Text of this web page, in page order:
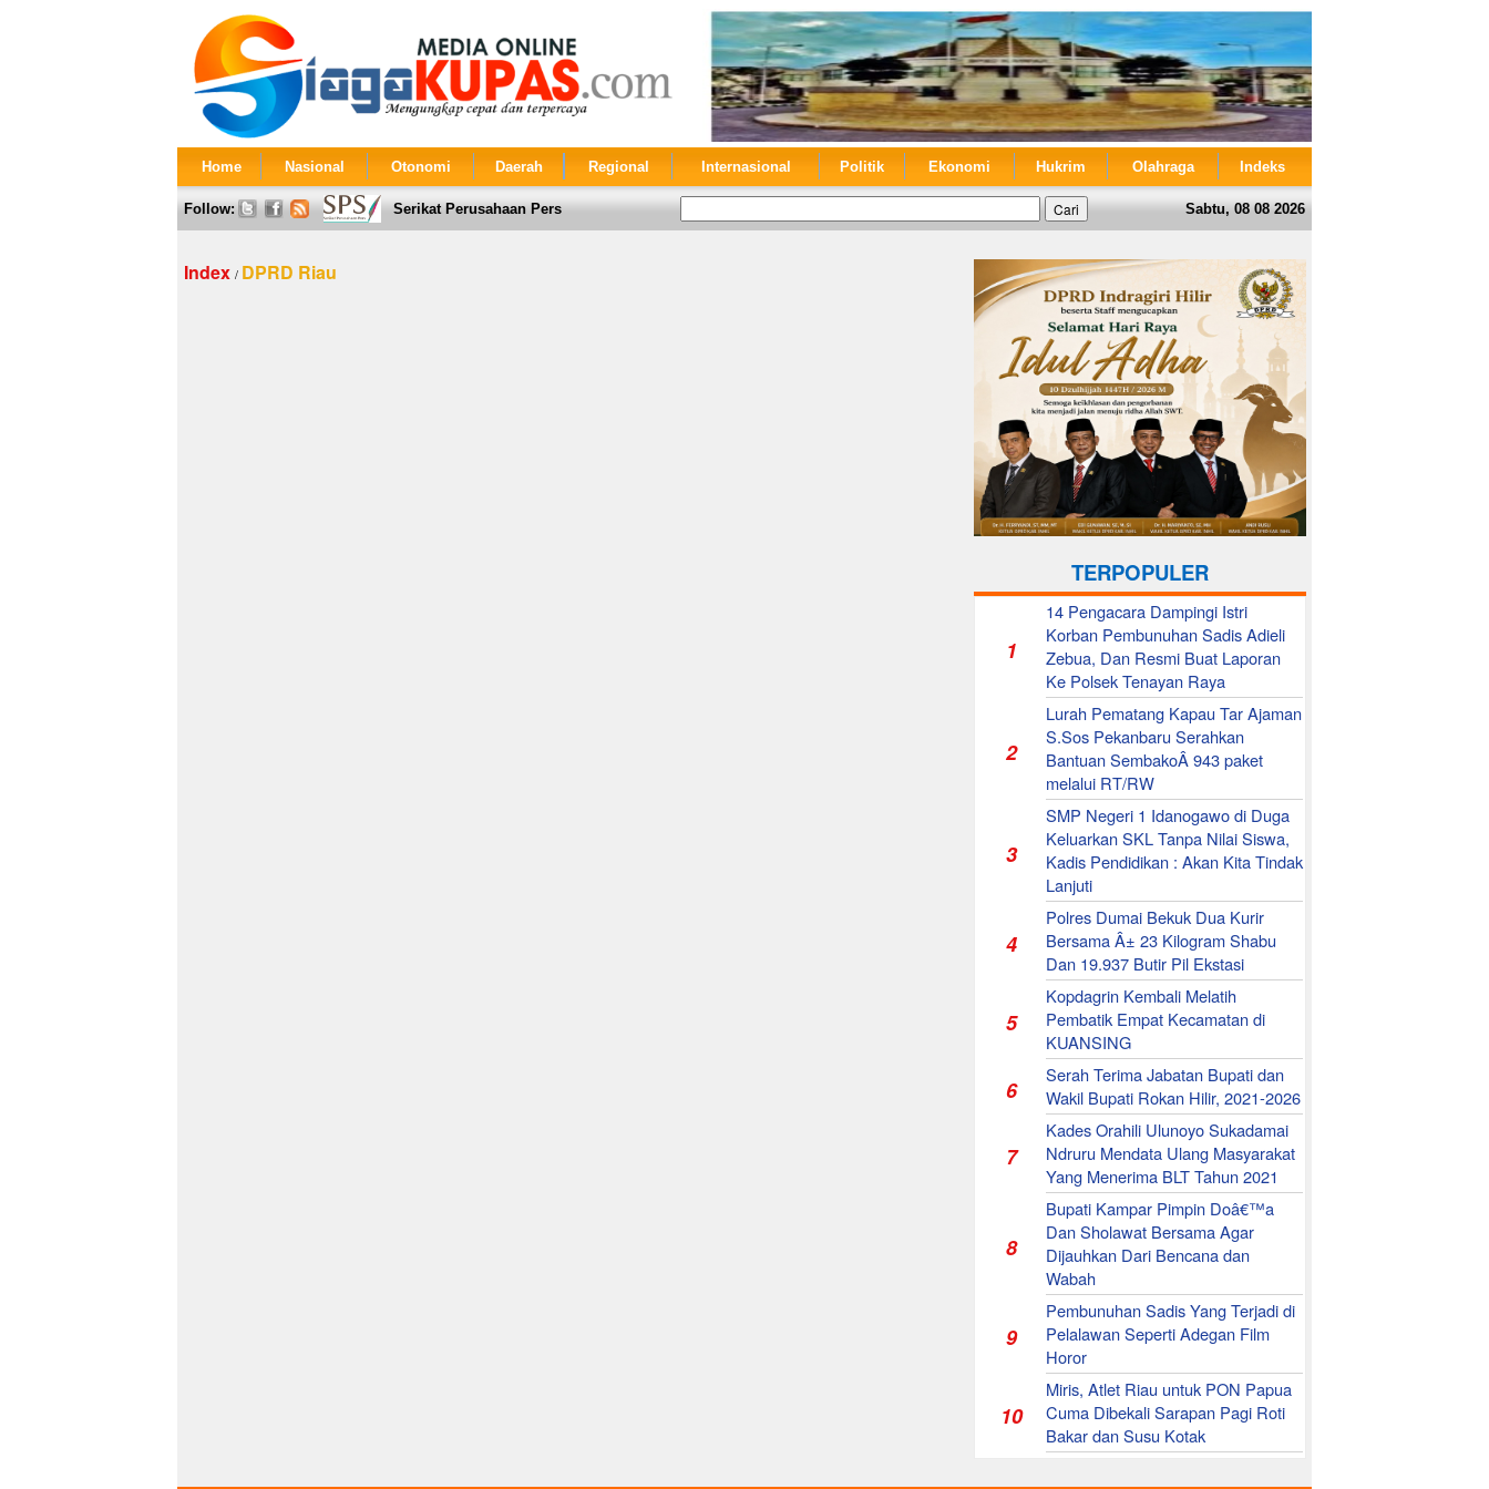
Home Nasional Otonomi Daerah Regional Internasional Politik Ekonomi Hukrim Olahraga Indeks
Follow: Serikat Perusahaan Pers Sabtu, 08 08 2026
Index / DPRD Riau
TERPOPULER
1
14 Pengacara Dampingi Istri
Korban Pembunuhan Sadis Adieli
Zebua, Dan Resmi Buat Laporan
Ke Polsek Tenayan Raya
2
Lurah Pematang Kapau Tar Ajaman
S.Sos Pekanbaru Serahkan
Bantuan SembakoÂ 943 paket
melalui RT/RW
3
SMP Negeri 1 Idanogawo di Duga
Keluarkan SKL Tanpa Nilai Siswa,
Kadis Pendidikan : Akan Kita Tindak
Lanjuti
4
Polres Dumai Bekuk Dua Kurir
Bersama Â± 23 Kilogram Shabu
Dan 19.937 Butir Pil Ekstasi
5
Kopdagrin Kembali Melatih
Pembatik Empat Kecamatan di
KUANSING
6
Serah Terima Jabatan Bupati dan
Wakil Bupati Rokan Hilir, 2021-2026
7
Kades Orahili Ulunoyo Sukadamai
Ndruru Mendata Ulang Masyarakat
Yang Menerima BLT Tahun 2021
8
Bupati Kampar Pimpin Doâ€™a
Dan Sholawat Bersama Agar
Dijauhkan Dari Bencana dan
Wabah
9
Pembunuhan Sadis Yang Terjadi di
Pelalawan Seperti Adegan Film
Horor
10
Miris, Atlet Riau untuk PON Papua
Cuma Dibekali Sarapan Pagi Roti
Bakar dan Susu Kotak